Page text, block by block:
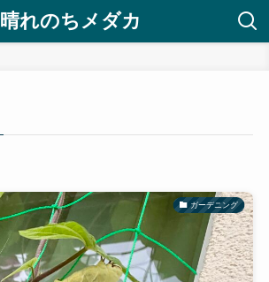
晴れのちメダカ
ガーデニング